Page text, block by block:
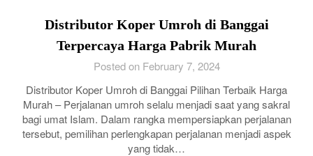
Distributor Koper Umroh di Banggai
Terpercaya Harga Pabrik Murah
Posted on February 7, 2024
Distributor Koper Umroh di Banggai Pilihan Terbaik Harga
Murah – Perjalanan umroh selalu menjadi saat yang sakral
bagi umat Islam. Dalam rangka mempersiapkan perjalanan
tersebut, pemilihan perlengkapan perjalanan menjadi aspek
yang tidak…